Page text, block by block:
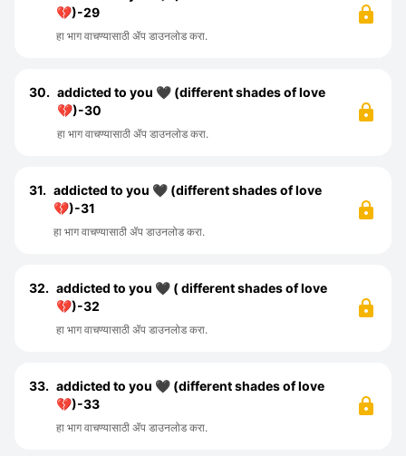
💔)-29
हा भाग वाचण्यासाठी ॲप डाउनलोड करा.
30. addicted to you 🖤 (different shades of love
💔)-30
हा भाग वाचण्यासाठी ॲप डाउनलोड करा.
31. addicted to you 🖤 (different shades of love
💔)-31
हा भाग वाचण्यासाठी ॲप डाउनलोड करा.
32. addicted to you 🖤 ( different shades of love
💔)-32
हा भाग वाचण्यासाठी ॲप डाउनलोड करा.
33. addicted to you 🖤 (different shades of love
💔)-33
हा भाग वाचण्यासाठी ॲप डाउनलोड करा.